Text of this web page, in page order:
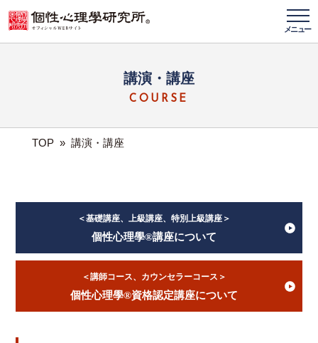
メニュー
講演・講座
COURSE
TOP » 講演・講座
＜基礎講座、上級講座、特別上級講座＞
個性心理學®講座について
＜講師コース、カウンセラーコース＞
個性心理學®資格認定講座について